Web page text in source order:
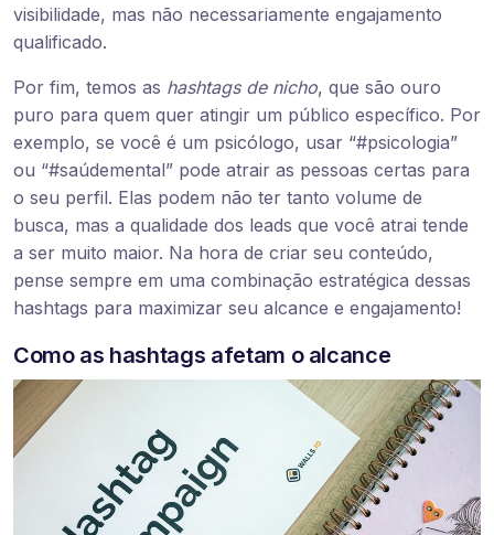
visibilidade, mas não necessariamente engajamento
qualificado.
Por fim, temos as hashtags de nicho, que são ouro
puro para quem quer atingir um público específico. Por
exemplo, se você é um psicólogo, usar “#psicologia”
ou “#saúdemental” pode atrair as pessoas certas para
o seu perfil. Elas podem não ter tanto volume de
busca, mas a qualidade dos leads que você atrai tende
a ser muito maior. Na hora de criar seu conteúdo,
pense sempre em uma combinação estratégica dessas
hashtags para maximizar seu alcance e engajamento!
Como as hashtags afetam o alcance